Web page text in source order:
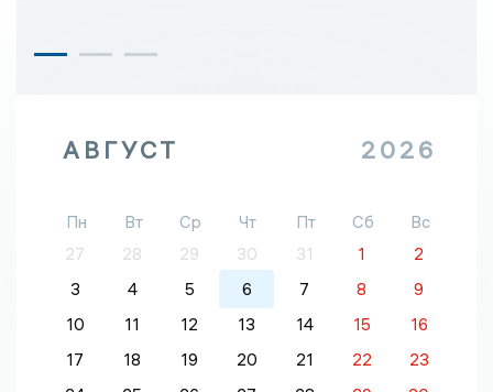
АВГУСТ 2026
Пн Вт Ср Чт Пт Сб
Вс
27
28 29 30 31 1
2
3
4 5 6 7 8
9
10
11 12 13 14 15
16
17
18 19 20 21 22
23